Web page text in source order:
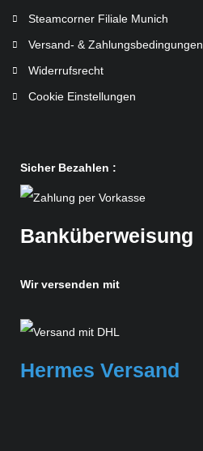
Steamcorner Filiale Munich
Versand- & Zahlungsbedingungen
Widerrufsrecht
Cookie Einstellungen
Sicher Bezahlen :
Banküberweisung
Wir versenden mit
Hermes Versand